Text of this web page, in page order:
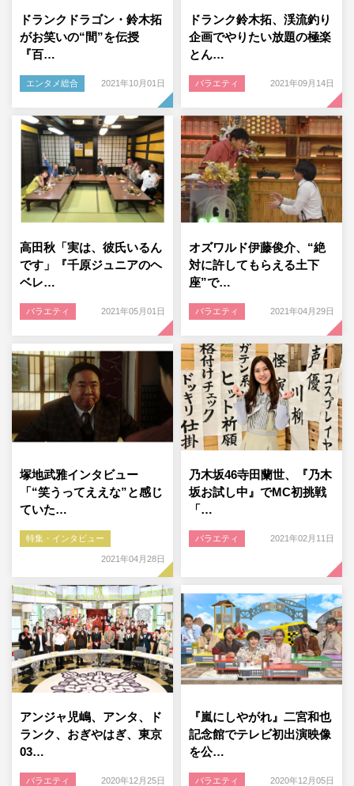
ドランクドラゴン・鈴木拓
がお笑いの“間”を伝授
『百…
エンタメ総合 2021年10月01日
ドランク鈴木拓、渓流釣り
企画でやりたい放題の極楽
とん…
バラエティ 2021年09月14日
高田秋「実は、彼氏いるん
です」『千原ジュニアのヘ
ベレ…
バラエティ 2021年05月01日
オズワルド伊藤俊介、“絶
対に許してもらえる土下
座”で…
バラエティ 2021年04月29日
塚地武雅インタビュー
「“笑うってええな”と感じ
ていた…
特集・インタビュー
2021年04月28日
乃木坂46寺田蘭世、『乃木
坂お試し中』でMC初挑戦
「…
バラエティ 2021年02月11日
アンジャ児嶋、アンタ、ド
ランク、おぎやはぎ、東京
03…
バラエティ 2020年12月25日
『嵐にしやがれ』二宮和也
記念館でテレビ初出演映像
を公…
バラエティ 2020年12月05日